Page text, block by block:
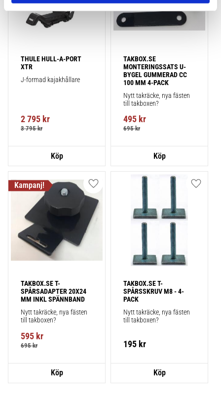
THULE HULL-A-PORT
XTR
J-formad kajakhållare
2 795 kr
3 795kr
TAKBOX.SE
MONTERINGSSATS U-
BYGEL GUMMERAD CC
100 MM 4-PACK
Nytt takräcke, nya fästen
till takboxen?
495 kr
695kr
TAKBOX.SE T-
SPÅRSADAPTER 20X24
MM INKL SPÄNNBAND
Nytt takräcke, nya fästen
till takboxen?
595 kr
695kr
Lägg till i favoriter
TAKBOX.SE T-
SPÅRSSKRUV M8 - 4-
PACK
Nytt takräcke, nya fästen
till takboxen?
195 kr
Lägg